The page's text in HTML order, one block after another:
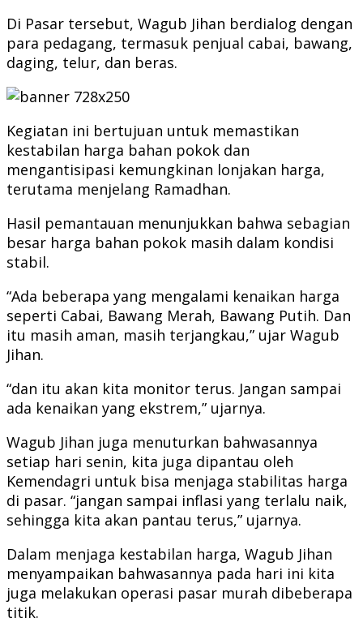
Di Pasar tersebut, Wagub Jihan berdialog dengan
para pedagang, termasuk penjual cabai, bawang,
daging, telur, dan beras.
Kegiatan ini bertujuan untuk memastikan
kestabilan harga bahan pokok dan
mengantisipasi kemungkinan lonjakan harga,
terutama menjelang Ramadhan.
Hasil pemantauan menunjukkan bahwa sebagian
besar harga bahan pokok masih dalam kondisi
stabil.
“Ada beberapa yang mengalami kenaikan harga
seperti Cabai, Bawang Merah, Bawang Putih. Dan
itu masih aman, masih terjangkau,” ujar Wagub
Jihan.
“dan itu akan kita monitor terus. Jangan sampai
ada kenaikan yang ekstrem,” ujarnya.
Wagub Jihan juga menuturkan bahwasannya
setiap hari senin, kita juga dipantau oleh
Kemendagri untuk bisa menjaga stabilitas harga
di pasar. “jangan sampai inflasi yang terlalu naik,
sehingga kita akan pantau terus,” ujarnya.
Dalam menjaga kestabilan harga, Wagub Jihan
menyampaikan bahwasannya pada hari ini kita
juga melakukan operasi pasar murah dibeberapa
titik.